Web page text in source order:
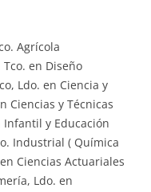
Agrícola
en Diseño
Ldo. en Ciencia y
Ciencias y Técnicas
Infantil y Educación
Industrial ( Química
Ciencias Actuariales
Ldo. en